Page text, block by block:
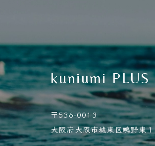
kuniumi PLUS
〒536-0013
大阪府大阪市城東区鴫野東